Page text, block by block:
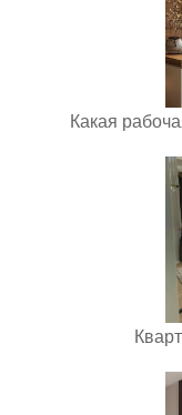
Какая